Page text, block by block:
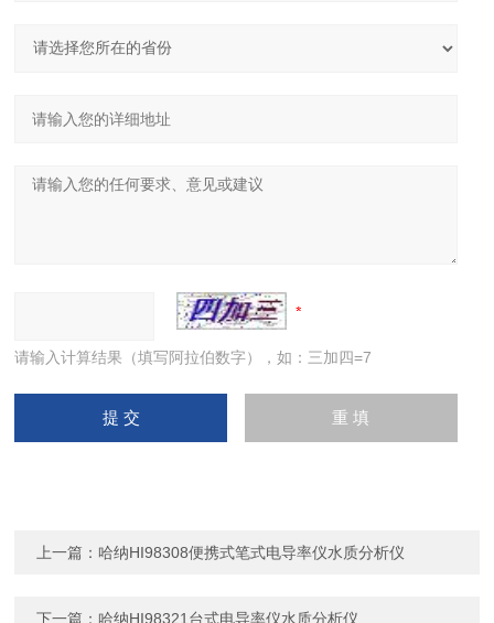
请输入计算结果（填写阿拉伯数字），如：三加四=7
上一篇：哈纳HI98308便携式笔式电导率仪水质分析仪
下一篇：哈纳HI98321台式电导率仪水质分析仪